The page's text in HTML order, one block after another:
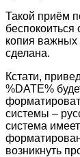
Такой приём
беспокоиться
копия важных
сделана.
Кстати,
%DATE%
системы –
система
возникнуть